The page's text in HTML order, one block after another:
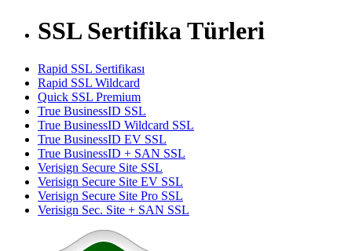
SSL Sertifika Türleri
Rapid SSL Sertifikası
Rapid SSL Wildcard
Quick SSL Premium
True BusinessID SSL
True BusinessID Wildcard SSL
True BusinessID EV SSL
True BusinessID + SAN SSL
Verisign Secure Site SSL
Verisign Secure Site EV SSL
Verisign Secure Site Pro SSL
Verisign Sec. Site + SAN SSL